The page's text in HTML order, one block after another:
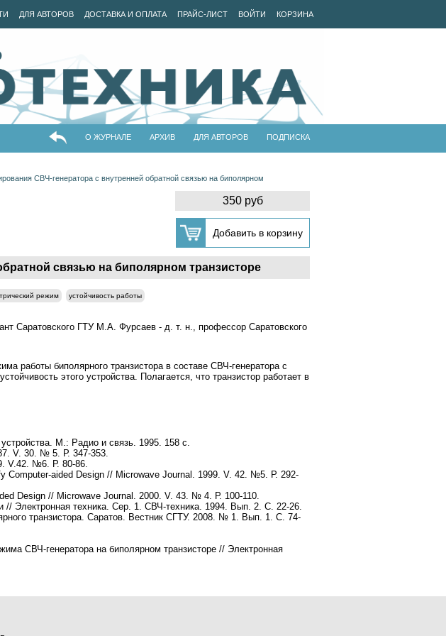
ДЛЯ АВТОРОВ ДОСТАВКА И ОПЛАТА ПРАЙС-ЛИСТ ВОЙТИ КОРЗИНА
О ЖУРНАЛЕ АРХИВ ДЛЯ АВТОРОВ ПОДПИСКА
СВЧ-генератора с внутренней обратной связью на биполярном
350 руб
связью на биполярном транзисторе
режим устойчивость работы
Саратовского ГТУ М.А. Фурсаев - д. т. н., профессор Саратовского
работы биполярного транзистора в составе СВЧ-генератора с
этого устройства. Полагается, что транзистор работает в
М.: Радио и связь. 1995. 158 с.
V. 30. № 5. Р. 347-353.
V.42. №6. Р. 80-86.
Computer-aided Design // Microwave Journal. 1999. V. 42. №5. Р. 292-
Design // Microwave Journal. 2000. V. 43. № 4. Р. 100-110.
// Электронная техника. Сер. 1. СВЧ-техника. 1994. Вып. 2. С. 22-26.
транзистора. Саратов. Вестник СГТУ. 2008. № 1. Вып. 1. С. 74-
СВЧ-генератора на биполярном транзисторе // Электронная